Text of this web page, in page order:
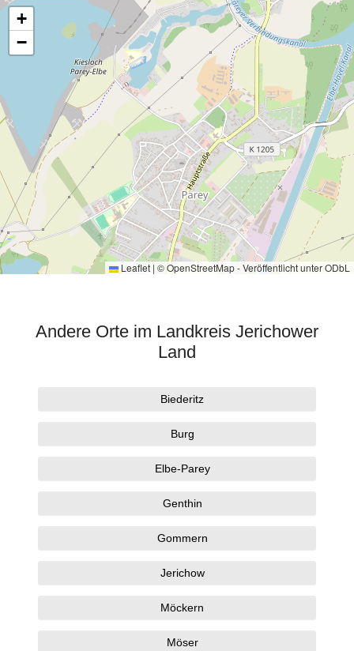
+
−
Leaflet | ©OpenStreetMap- Veröffentlicht unterODbL
Andere Orte im Landkreis Jerichower
Land
Biederitz
Burg
Elbe-Parey
Genthin
Gommern
Jerichow
Möckern
Möser